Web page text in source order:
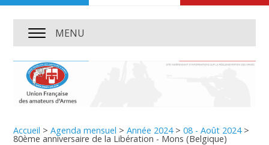
MENU
Accueil >Agenda mensuel >Année 2024>08 - Août 2024>
80ème anniversaire de la Libération - Mons (Belgique)